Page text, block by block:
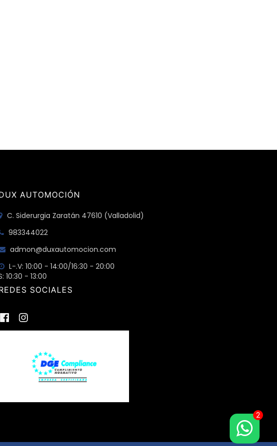
2
AUTOMOCIÓN
C. Siderurgia Zaratán 47610 (Valladolid)
983344022
admon@duxautomocion.com
L-.V: 10:00 - 14:00/16:30 - 20:00
10:30 - 13:00
SOCIALES